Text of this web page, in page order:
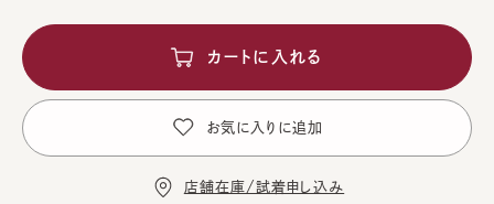
カートに入れる
お気に入りに追加
店舗在庫/試着申し込み